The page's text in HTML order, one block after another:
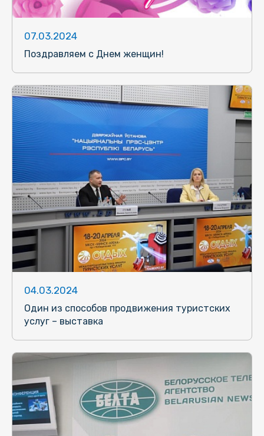
07.03.2024
Поздравляем с Днем женщин!
04.03.2024
Один из способов продвижения туристских
услуг – выставка